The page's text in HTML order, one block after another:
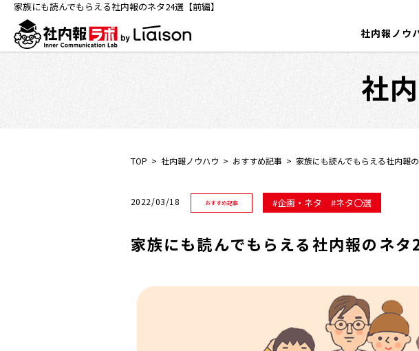
家族にも読んでもらえる社内報のネタ24選【前編】
社内報ノウ
社
TOP 社内報ノウハウ おすすめ記事 家族にも読んでもらえる社内報
2022/03/18 おすすめ記事 企画・ネタ ネタ〇選
家族にも読んでもらえる社内報のネタ